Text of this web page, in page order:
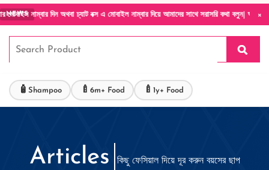
×
NEWSঅথবা চ্যাট বক্স এ মোবাইল নাম্বার দিয়ে আমাদের সাথে সরাসরি কথা বলুন| আমাদের
🧴 Shampoo 🍼 6m+ Food 🍼 1y+ Food
Articles কিছু ফেসিয়াল দিয়ে দূর করুন বয়সের ছাপ